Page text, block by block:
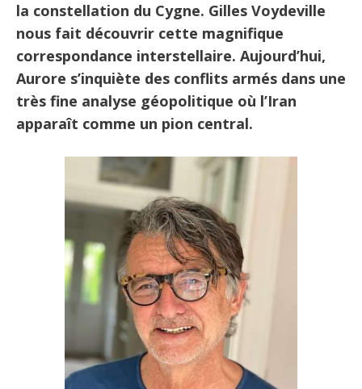
la constellation du Cygne. Gilles Voydeville
nous fait découvrir cette magnifique
correspondance interstellaire. Aujourd’hui,
Aurore s’inquiète des conflits armés dans une
très fine analyse géopolitique où l’Iran
apparaît comme un pion central.